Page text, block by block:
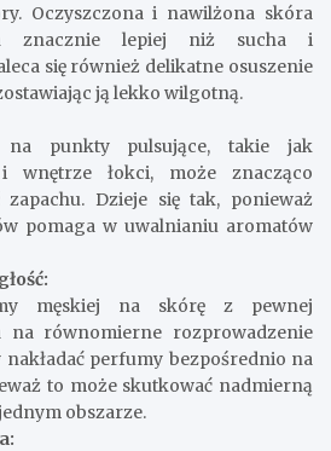
Oczyszczona i nawilżona skóra
znacznie lepiej niż sucha i
się również delikatne osuszenie
ją lekko wilgotną.
na punkty pulsujące, takie jak
wnętrze łokci, może znacząco
zapachu. Dzieje się tak, ponieważ
pomaga w uwalnianiu aromatów
męskiej na skórę z pewnej
na równomierne rozprowadzenie
nakładać perfumy bezpośrednio na
to może skutkować nadmierną
obszarze.